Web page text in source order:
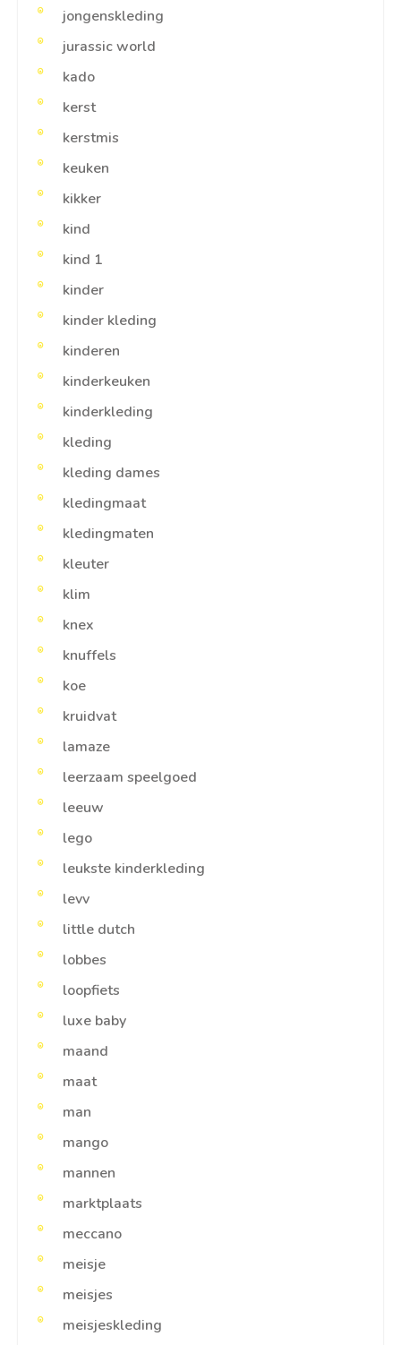
jongenskleding
jurassic world
kado
kerst
kerstmis
keuken
kikker
kind
kind 1
kinder
kinder kleding
kinderen
kinderkeuken
kinderkleding
kleding
kleding dames
kledingmaat
kledingmaten
kleuter
klim
knex
knuffels
koe
kruidvat
lamaze
leerzaam speelgoed
leeuw
lego
leukste kinderkleding
levv
little dutch
lobbes
loopfiets
luxe baby
maand
maat
man
mango
mannen
marktplaats
meccano
meisje
meisjes
meisjeskleding